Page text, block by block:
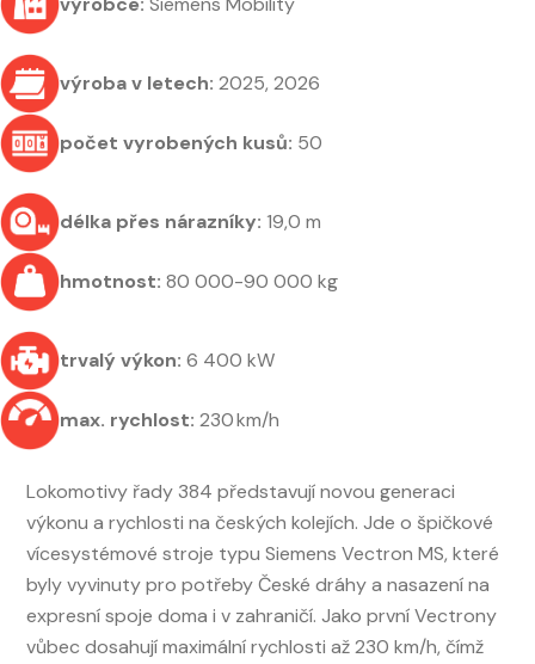
výroba v letech: 2025, 2026
počet vyrobených kusů: 50
délka přes nárazníky: 19,0 m
hmotnost: 80 000-90 000 kg
trvalý výkon: 6 400 kW
max. rychlost: 230 km/h
Lokomotivy řady 384 představují novou generaci
výkonu a rychlosti na českých kolejích. Jde o špičkové
vícesystémové stroje typu Siemens Vectron MS, které
byly vyvinuty pro potřeby České dráhy a nasazení na
expresní spoje doma i v zahraničí. Jako první Vectrony
vůbec dosahují maximální rychlosti až 230 km/h, čímž